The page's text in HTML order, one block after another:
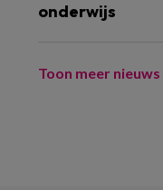
onderwijs
Toon meer nieuws